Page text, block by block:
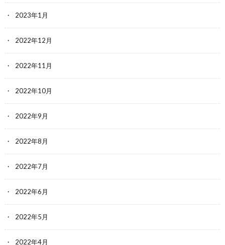
2023年1月
2022年12月
2022年11月
2022年10月
2022年9月
2022年8月
2022年7月
2022年6月
2022年5月
2022年4月